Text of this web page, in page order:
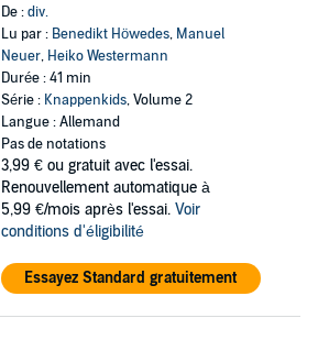
De :div.
Lu par : Benedikt Höwedes, Manuel
Neuer, Heiko Westermann
Durée : 41 min
Série : Knappenkids, Volume 2
Langue : Allemand
Pas de notations
3,99 € ou gratuit avec l'essai.
Renouvellement automatique à
5,99 €/mois après l'essai. Voir
conditions d'éligibilité
Essayez Standard gratuitement